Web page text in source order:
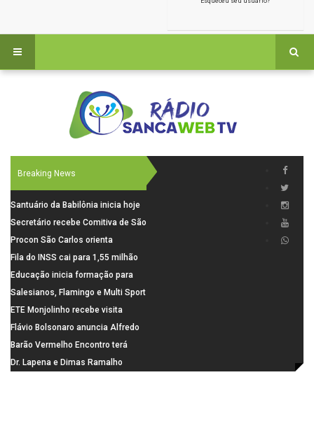
Breaking News
Santuário da Babilônia inicia hoje
(06), uma programação especial
para os seus 160 anos de história.
Secretário recebe Comitiva de São
Carlos para debater investimentos
em rodovias
Procon São Carlos orienta
consumidores sobre cuidados
nas compras para o Dia dos Pais
Fila do INSS cai para 1,55 milhão
em julho, com alta de 66,5% nos
pedidos negados em 2026
Educação inicia formação para
elaboração do novo Plano
Municipal
Salesianos, Flamingo e Multi Sport
vão representar São Carlos no
campeonato Estadual
ETE Monjolinho recebe visita
científica da FAPESP
Flávio Bolsonaro anuncia Alfredo
Gaspar, relator da comissão do
INSS, como vice
Barão Vermelho Encontro terá
data extra em Belo Horizonte
Dr. Lapena e Dimas Ramalho